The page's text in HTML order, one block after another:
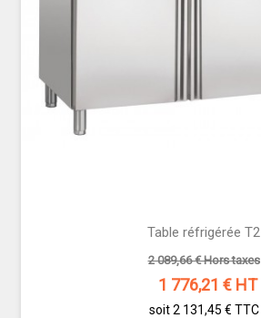
Table réfrigérée T2
2 089,66 € Hors taxes
1 776,21 € HT
soit 2 131,45 € TTC